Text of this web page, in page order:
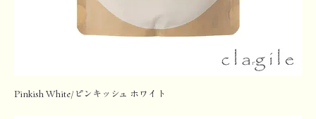
Pinkish White/ピンキッシュ ホワイト